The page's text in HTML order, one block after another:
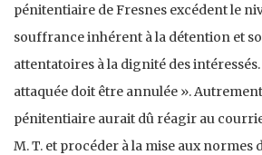
pénitentiaire de Fresnes excédent le
souffrance inhérent à la détention et
attentatoires à la dignité des
attaquée doit être annulée ».
pénitentiaire aurait dû réagir au
M. T. et procéder à la mise aux normes